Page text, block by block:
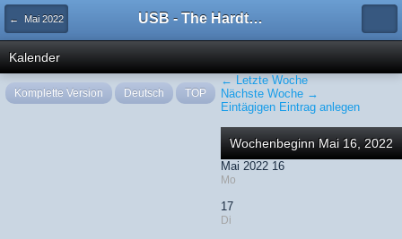
← Mai 2022 USB - The Hardtechno Family
Kalender
← Letzte Woche
Nächste Woche →
Eintägigen Eintrag anlegen
Wochenbeginn Mai 16, 2022
Mai 2022 16
Mo
17
Di
Komplette Version Deutsch TOP